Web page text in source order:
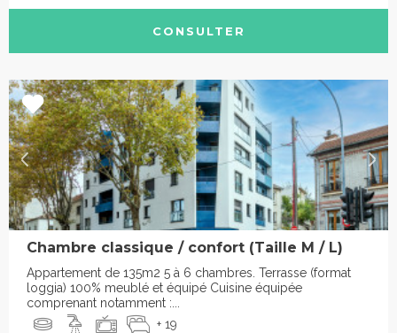
CONSULTER
Chambre classique / confort (Taille M / L)
Appartement de 135m2 5 à 6 chambres. Terrasse (format
loggia) 100% meublé et équipé Cuisine équipée
comprenant notamment :...
+ 19